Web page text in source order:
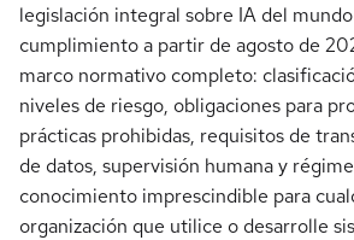
legislación integral sobre IA del
cumplimiento a partir de agosto de
marco normativo completo:
niveles de riesgo, obligaciones para
prácticas prohibidas, requisitos de
de datos, supervisión humana y
conocimiento imprescindible para
organización que utilice o desarrolle